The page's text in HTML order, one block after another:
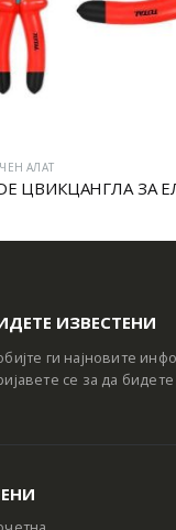
АЛАТ
ИЗВЕСТЕНИ
ги најновите
се за да